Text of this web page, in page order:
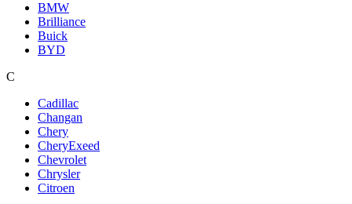
BMW
Brilliance
Buick
BYD
C
Cadillac
Changan
Chery
CheryExeed
Chevrolet
Chrysler
Citroen